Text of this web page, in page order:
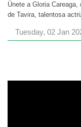
Únete a Gloria
de Tavira, talentosa
Tuesday, 02 Jan